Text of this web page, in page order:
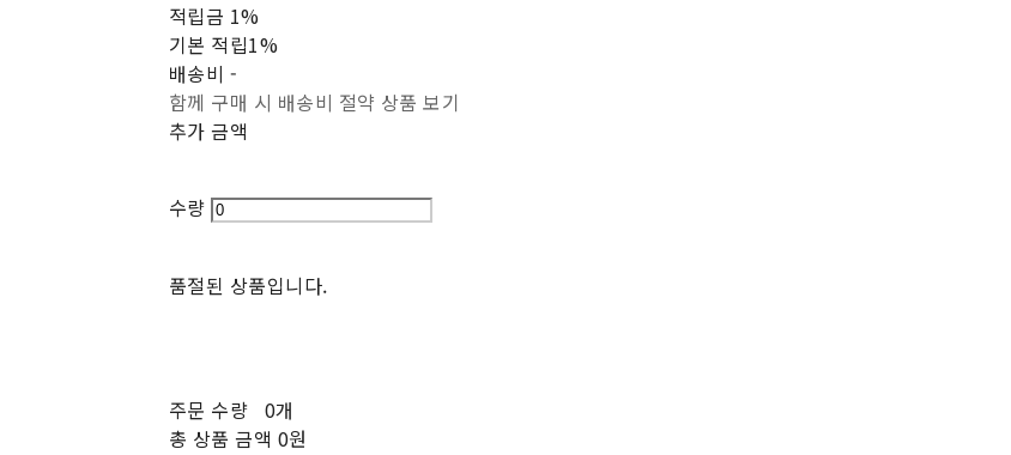
적립금 1%
기본 적립1%
배송비 -
함께 구매 시 배송비 절약 상품 보기
추가 금액
수량
품절된 상품입니다.
주문 수량 0개
총 상품 금액 0원